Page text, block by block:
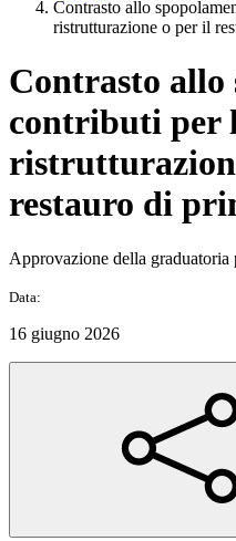
Contrasto allo
ristrutturazione o per il
Contrasto allo
contributi per
restauro di
Approvazione della
Data:
16 giugno 2026